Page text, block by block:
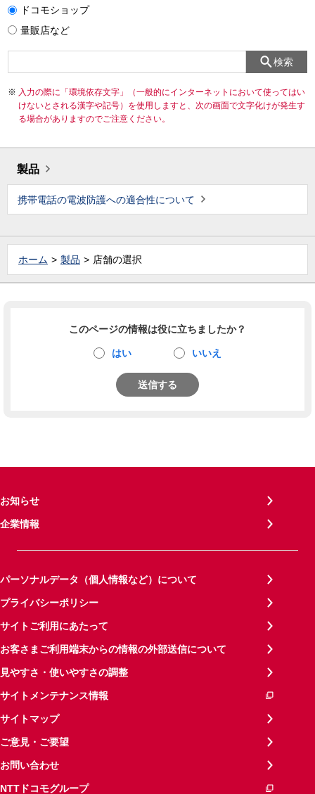
ドコモショップ
量販店など
検索
入力の際に「環境依存文字」（一般的にインターネットにおいて使ってはい
けないとされる漢字や記号）を使用しますと、次の画面で文字化けが発生す
る場合がありますのでご注意ください。
製品
携帯電話の電波防護への適合性について
ホーム 製品 店舗の選択
このページの情報は役に立ちましたか？
はい いいえ
送信する
お知らせ
企業情報
パーソナルデータ（個人情報など）について
プライバシーポリシー
サイトご利用にあたって
お客さまご利用端末からの情報の外部送信について
見やすさ・使いやすさの調整
サイトメンテナンス情報
サイトマップ
ご意見・ご要望
お問い合わせ
NTTドコモグループ